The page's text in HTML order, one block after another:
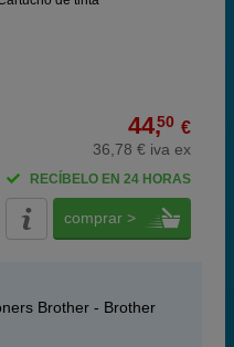
44,50 €
36,78 € iva ex
RECÍBELO EN 24 HORAS
comprar >
Brother - Brother